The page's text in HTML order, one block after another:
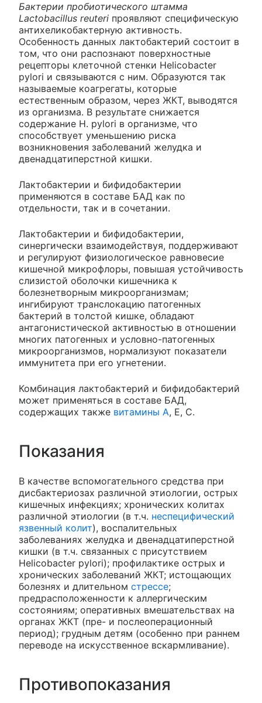
Бактерии пробиотического штамма
Lactobacillus reuteri проявляют специфическую
антихеликобактерную активность.
Особенность данных лактобактерий состоит в
том, что они распознают поверхностные
рецепторы клеточной стенки Helicobacter
pylori и связываются с ним. Образуются так
называемые коагрегаты, которые
естественным образом, через ЖКТ, выводятся
из организма. В результате снижается
содержание H. pylori в организме, что
способствует уменьшению риска
возникновения заболеваний желудка и
двенадцатиперстной кишки.
Лактобактерии и бифидобактерии
применяются в составе БАД как по
отдельности, так и в сочетании.
Лактобактерии и бифидобактерии,
синергически взаимодействуя, поддерживают
и регулируют физиологическое равновесие
кишечной микрофлоры, повышая устойчивость
слизистой оболочки кишечника к
болезнетворным микроорганизмам;
ингибируют транслокацию патогенных
бактерий в толстой кишке, обладают
антагонистической активностью в отношении
многих патогенных и условно-патогенных
микроорганизмов, нормализуют показатели
иммунитета при его угнетении.
Комбинация лактобактерий и бифидобактерий
может применяться в составе БАД,
содержащих также витамины А, Е, С.
Показания
В качестве вспомогательного средства при
дисбактериозах различной этиологии, острых
кишечных инфекциях; хронических колитах
различной этиологии (в т.ч. неспецифический
язвенный колит), воспалительных
заболеваниях желудка и двенадцатиперстной
кишки (в т.ч. связанных с присутствием
Helicobacter pylori); профилактике острых и
хронических заболеваний ЖКТ; истощающих
болезнях и длительном стрессе;
предрасположенности к аллергическим
состояниям; оперативных вмешательствах на
органах ЖКТ (пре- и послеоперационный
период); грудным детям (особенно при раннем
переводе на искусственное вскармливание).
Противопоказания